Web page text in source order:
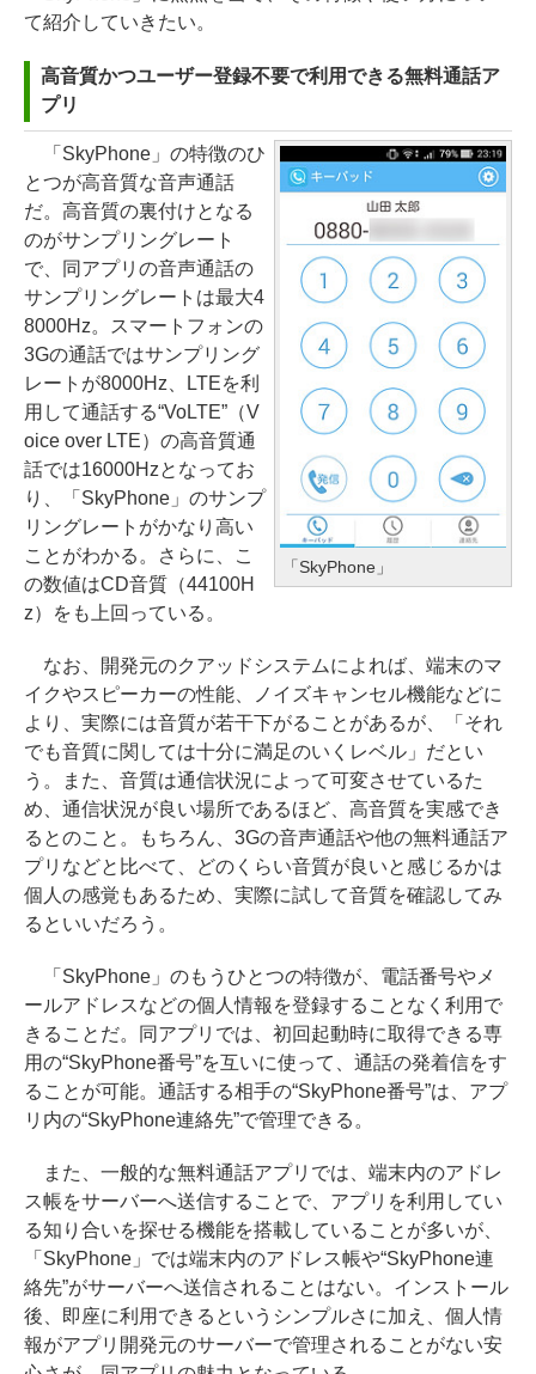
て紹介していきたい。
高音質かつユーザー登録不要で利用できる無料通話ア
プリ
「SkyPhone」
「SkyPhone」の特徴のひ
とつが高音質な音声通話
だ。高音質の裏付けとなる
のがサンプリングレート
で、同アプリの音声通話の
サンプリングレートは最大4
8000Hz。スマートフォンの
3Gの通話ではサンプリング
レートが8000Hz、LTEを利
用して通話する“VoLTE”（V
oice over LTE）の高音質通
話では16000Hzとなってお
り、「SkyPhone」のサンプ
リングレートがかなり高い
ことがわかる。さらに、こ
の数値はCD音質（44100H
z）をも上回っている。
なお、開発元のクアッドシステムによれば、端末のマ
イクやスピーカーの性能、ノイズキャンセル機能などに
より、実際には音質が若干下がることがあるが、「それ
でも音質に関しては十分に満足のいくレベル」だとい
う。また、音質は通信状況によって可変させているた
め、通信状況が良い場所であるほど、高音質を実感でき
るとのこと。もちろん、3Gの音声通話や他の無料通話ア
プリなどと比べて、どのくらい音質が良いと感じるかは
個人の感覚もあるため、実際に試して音質を確認してみ
るといいだろう。
「SkyPhone」のもうひとつの特徴が、電話番号やメ
ールアドレスなどの個人情報を登録することなく利用で
きることだ。同アプリでは、初回起動時に取得できる専
用の“SkyPhone番号”を互いに使って、通話の発着信をす
ることが可能。通話する相手の“SkyPhone番号”は、アプ
リ内の“SkyPhone連絡先”で管理できる。
また、一般的な無料通話アプリでは、端末内のアドレ
ス帳をサーバーへ送信することで、アプリを利用してい
る知り合いを探せる機能を搭載していることが多いが、
「SkyPhone」では端末内のアドレス帳や“SkyPhone連
絡先”がサーバーへ送信されることはない。インストール
後、即座に利用できるというシンプルさに加え、個人情
報がアプリ開発元のサーバーで管理されることがない安